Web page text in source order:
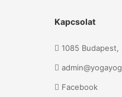
Kapcsolat
1085 Budapest,
Facebook